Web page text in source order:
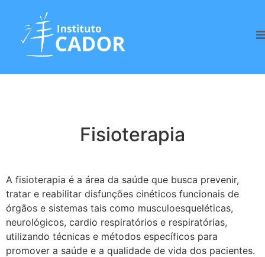
Fisioterapia
Fisioterapia
A fisioterapia é a área da saúde que busca prevenir,
tratar e reabilitar disfunções cinéticos funcionais de
órgãos e sistemas tais como musculoesqueléticas,
neurológicos, cardio respiratórios e respiratórias,
utilizando técnicas e métodos específicos para
promover a saúde e a qualidade de vida dos pacientes.